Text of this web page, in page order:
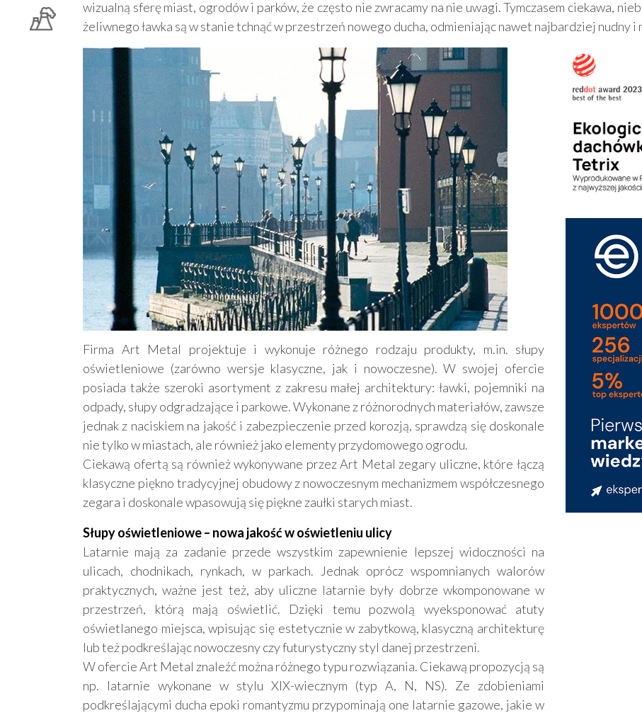
wizualną sferę miast, ogrodów i parków, że często nie zwracamy na nie uwagi. Tymczasem ciekawa,
żeliwnego ławka są w stanie tchnąć w przestrzeń nowego ducha, odmieniając nawet najbardziej nudny
Firma Art Metal projektuje i wykonuje różnego rodzaju produkty, m.in. słupy
oświetleniowe (zarówno wersje klasyczne, jak i nowoczesne). W swojej ofercie
posiada także szeroki asortyment z zakresu małej architektury: ławki, pojemniki na
odpady, słupy odgradzające i parkowe. Wykonane z różnorodnych materiałów, zawsze
jednak z naciskiem na jakość i zabezpieczenie przed korozją, sprawdzą się doskonale
nie tylko w miastach, ale również jako elementy przydomowego ogrodu.
Ciekawą ofertą są również wykonywane przez Art Metal zegary uliczne, które łączą
klasyczne piękno tradycyjnej obudowy z nowoczesnym mechanizmem współczesnego
zegara i doskonale wpasowują się piękne zaułki starych miast.
Słupy oświetleniowe – nowa jakość w oświetleniu ulicy
Latarnie mają za zadanie przede wszystkim zapewnienie lepszej widoczności na
ulicach, chodnikach, rynkach, w parkach. Jednak oprócz wspomnianych walorów
praktycznych, ważne jest też, aby uliczne latarnie były dobrze wkomponowane w
przestrzeń, którą mają oświetlić. Dzięki temu pozwolą wyeksponować atuty
oświetlanego miejsca, wpisując się estetycznie w zabytkową, klasyczną architekturę
lub też podkreślając nowoczesny czy futurystyczny styl danej przestrzeni.
W ofercie Art Metal znaleźć można różnego typu rozwiązania. Ciekawą propozycją są
np. latarnie wykonane w stylu XIX-wiecznym (typ A, N, NS). Ze zdobieniami
podkreślającymi ducha epoki romantyzmu przypominają one latarnie gazowe, jakie w